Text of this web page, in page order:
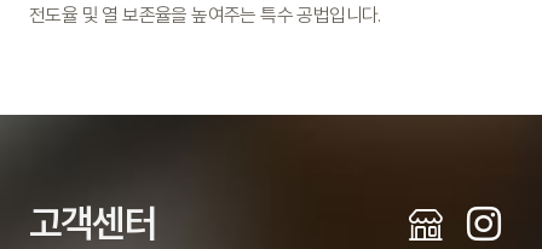
전도율 및 열 보존율을 높여주는 특수 공법입니다.
고객센터